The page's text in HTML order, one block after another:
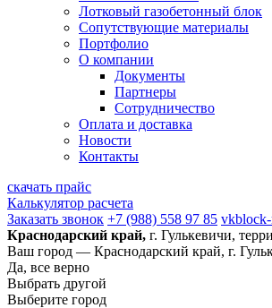
Лотковый газобетонный блок
Сопутствующие материалы
Портфолио
О компании
Документы
Партнеры
Сотрудничество
Оплата и доставка
Новости
Контакты
скачать прайс
Калькулятор расчета
Заказать звонок +7 (988) 558 97 85
Краснодарский край, г. Гулькевичи,
Ваш город — Краснодарский край, г.
Да, все верно
Выбрать другой
Выберите город